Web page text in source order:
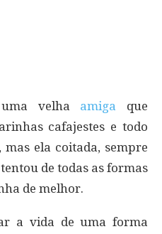
velha amiga que
cafajestes e todo
ela coitada, sempre
de todas as formas
de melhor.
a vida de uma forma